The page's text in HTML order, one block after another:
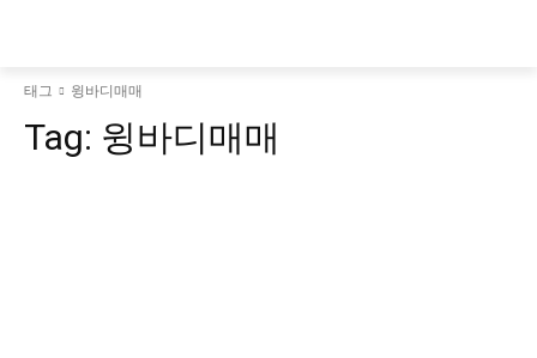
태그 윙바디매매
Tag: 윙바디매매